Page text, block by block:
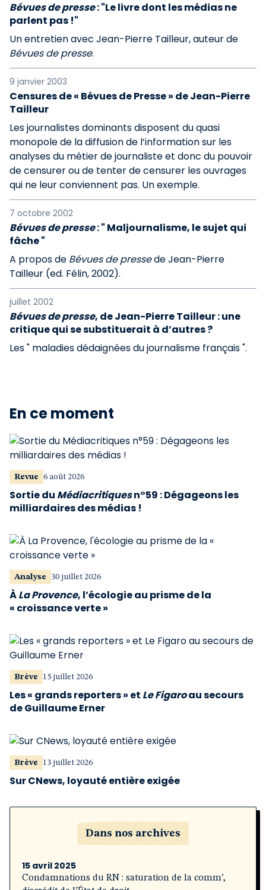
Bévues de presse: "Le livre dont les médias ne
parlent pas !"
Un entretien avec Jean-Pierre Tailleur, auteur de
Bévues de presse.
9 janvier 2003
Censures de « Bévues de Presse » de Jean-Pierre
Tailleur
Les journalistes dominants disposent du quasi
monopole de la diffusion de l’information sur les
analyses du métier de journaliste et donc du pouvoir
de censurer ou de tenter de censurer les ouvrages
qui ne leur conviennent pas. Un exemple.
7 octobre 2002
Bévues de presse: " Maljournalisme, le sujet qui
fâche "
A propos de Bévues de pressede Jean-Pierre
Tailleur (ed. Félin, 2002).
juillet 2002
Bévues de presse, de Jean-Pierre Tailleur : une
critique qui se substituerait à d’autres ?
Les " maladies dédaignées du journalisme français ".
En ce moment
Revue 6 août 2026
Sortie du Médiacritiquesn°59 : Dégageons les
milliardaires des médias !
Analyse 30 juillet 2026
ÀLa Provence, l’écologie au prisme de la
« croissance verte »
Brève 15 juillet 2026
Les « grands reporters » et Le Figaroau secours
de Guillaume Erner
Brève 13 juillet 2026
Sur CNews, loyauté entière exigée
Dans nos archives
15 avril 2025
Condamnations du RN : saturation de la comm’,